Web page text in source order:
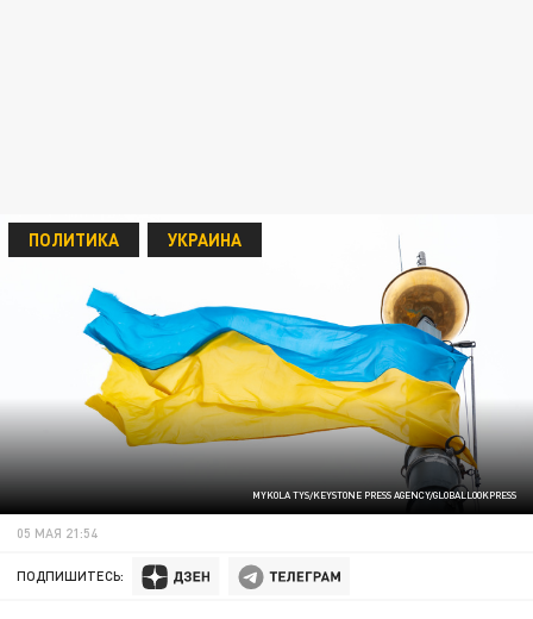
MYKOLA TYS/KEYSTONE PRESS AGENCY/GLOBALLOOKPRESS
ПОЛИТИКА УКРАИНА
05 МАЯ 21:54
ПОДПИШИТЕСЬ: